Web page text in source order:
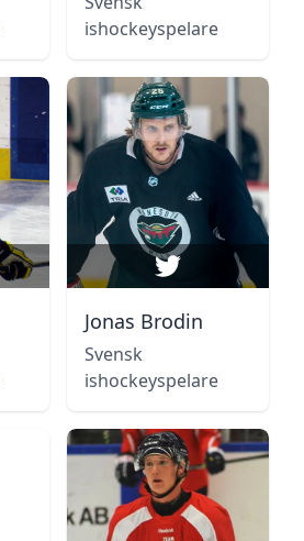
ishockeyspelare
Jonas Brodin
Svensk
ishockeyspelare